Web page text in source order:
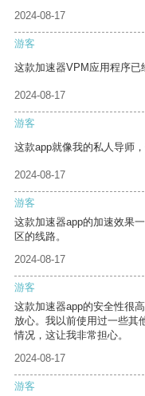
2024-08-17
游客
这款加速器VPM应用程序已
2024-08-17
游客
这款app就像我的私人导师
2024-08-17
游客
这款加速器app的加速效果
区的线路。
2024-08-17
游客
这款加速器app的安全性很
放心。我以前使用过一些其
情况，这让我非常担心。
2024-08-17
游客